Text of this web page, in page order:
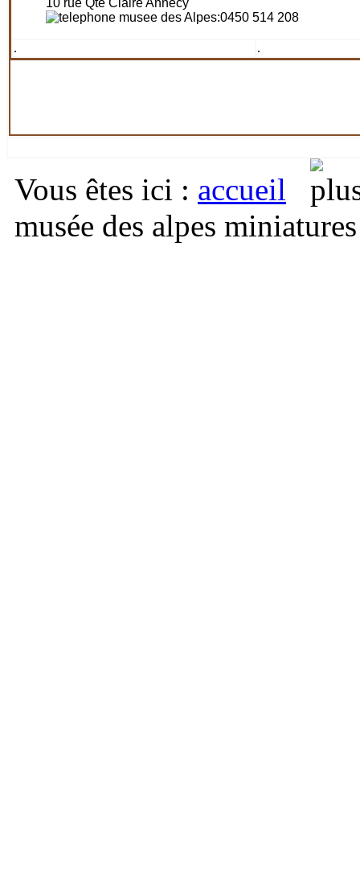
10 rue Qte Claire Annecy
:0450 514 208
. .
Vous êtes ici : accueil
musée des alpes miniatures